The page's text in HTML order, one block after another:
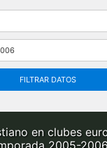
FILTRAR DATOS
en clubes
2005-2006